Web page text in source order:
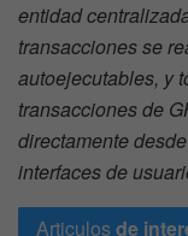
entidad
transacciones se
autoejecutables, y
transacciones de
directamente
interfaces de
Articulosde